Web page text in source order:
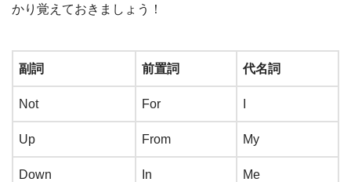
かり覚えておきましょう！
副詞 前置詞 代名詞
Not For
Up From My
Down In Me